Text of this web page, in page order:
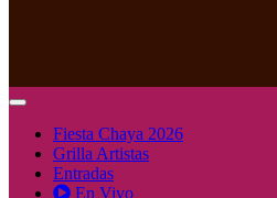
Fiesta Chaya 2026
Grilla Artistas
Entradas
En Vivo